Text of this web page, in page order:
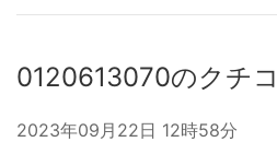
0120613070のクチ
2023年09月22日 12時58分